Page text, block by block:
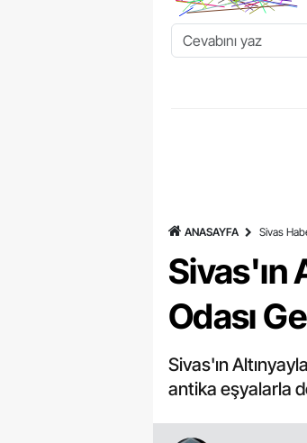
ANASAYFA Sivas
Sivas'ın
Odası
Sivas'ın
antika eşyalarla